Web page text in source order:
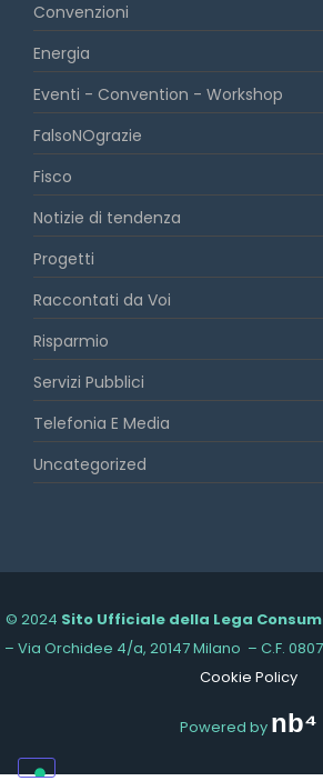
Convenzioni
Energia
Eventi - Convention - Workshop
FalsoNOgrazie
Fisco
Notizie di tendenza
Progetti
Raccontati da Voi
Risparmio
Servizi Pubblici
Telefonia E Media
Uncategorized
© 2024 Sito Ufficiale della Lega
– Via Orchidee 4/a, 20147 Milano – C.F.
Cookie Policy
Powered by nb⁴